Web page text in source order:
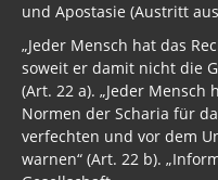
„Jeder Mensch hat das
soweit er damit nicht die
(Art. 22 a). „Jeder Mensch
Normen der Scharia für
verfechten und vor dem
warnen“ (Art. 22 b).
Gesellschaft.